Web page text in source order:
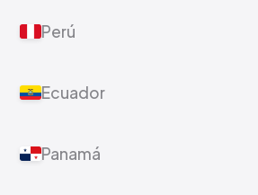
Perú
Ecuador
Panamá